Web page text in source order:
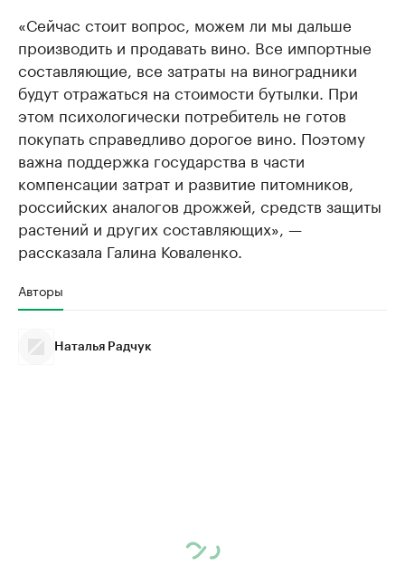
«Сейчас стоит вопрос, можем ли мы дальше
производить и продавать вино. Все импортные
составляющие, все затраты на виноградники
будут отражаться на стоимости бутылки. При
этом психологически потребитель не готов
покупать справедливо дорогое вино. Поэтому
важна поддержка государства в части
компенсации затрат и развитие питомников,
российских аналогов дрожжей, средств защиты
растений и других составляющих», —
рассказала Галина Коваленко.
Авторы
Наталья Радчук